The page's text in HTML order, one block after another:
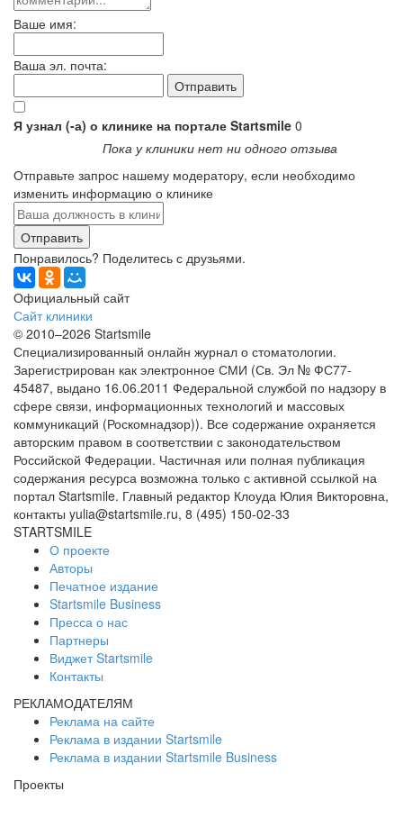
Ваше имя:
Ваша эл. почта:
Я узнал (-а) о клинике на портале Startsmile 0
Пока у клиники нет ни одного отзыва
Отправьте запрос нашему модератору, если необходимо
изменить информацию о клинике
Отправить
Понравилось? Поделитесь с друзьями.
Официальный сайт
Сайт клиники
© 2010–2026 Startsmile
Специализированный онлайн журнал о стоматологии.
Зарегистрирован как электронное СМИ (Св. Эл № ФС77-
45487, выдано 16.06.2011 Федеральной службой по надзору в
сфере связи, информационных технологий и массовых
коммуникаций (Роскомнадзор)). Все содержание охраняется
авторским правом в соответствии с законодательством
Российской Федерации. Частичная или полная публикация
содержания ресурса возможна только с активной ссылкой на
портал Startsmile. Главный редактор Клоуда Юлия Викторовна,
контакты yulia@startsmile.ru, 8 (495) 150-02-33
STARTSMILE
О проекте
Авторы
Печатное издание
Startsmile Business
Пресса о нас
Партнеры
Виджет Startsmile
Контакты
РЕКЛАМОДАТЕЛЯМ
Реклама на сайте
Реклама в издании Startsmile
Реклама в издании Startsmile Business
Проекты